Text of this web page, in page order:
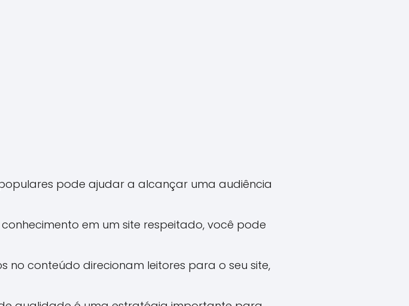
pode ajudar a alcançar uma audiência
em um site respeitado, você pode
no conteúdo direcionam leitores para o seu site,